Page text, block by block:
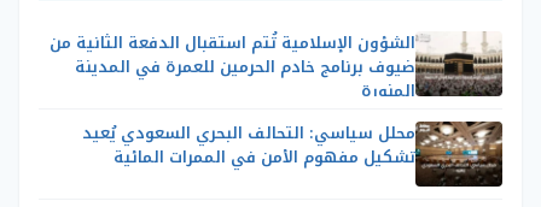
الشؤون الإسلامية تُتم استقبال الدفعة الثانية من
ضيوف برنامج خادم الحرمين للعمرة في المدينة
المنورة
محلل سياسي: التحالف البحري السعودي يُعيد
تشكيل مفهوم الأمن في الممرات المائية